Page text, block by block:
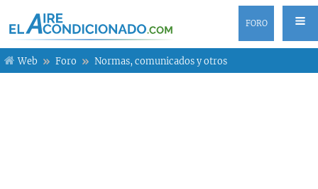
FORO
Web Foro Normas, comunicados y otros